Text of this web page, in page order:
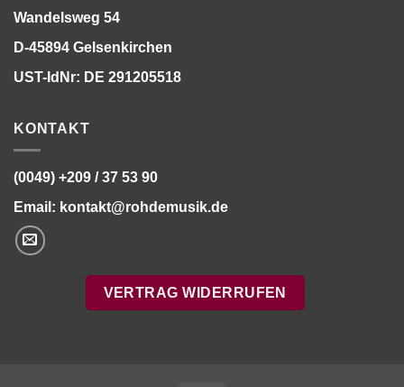
Wandelsweg 54
D-45894 Gelsenkirchen
UST-IdNr: DE 291205518
KONTAKT
(0049) +209 / 37 53 90
Email: kontakt@rohdemusik.de
VERTRAG WIDERRUFEN